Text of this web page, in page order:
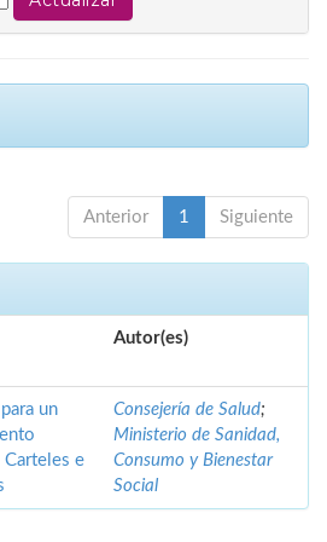
Anterior 1 Siguiente
Autor(es)
un
Carteles e
Consejería de Salud;
Ministerio de Sanidad,
Consumo y Bienestar
Social